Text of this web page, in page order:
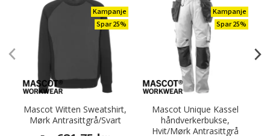
Kampanje
Spar 25%
Mascot Witten Sweatshirt,
Mørk Antrasittgrå/Svart
Kampanje
Spar 25%
Mascot Unique Kassel
håndverkerbukse,
Hvit/Mørk Antrasittgrå